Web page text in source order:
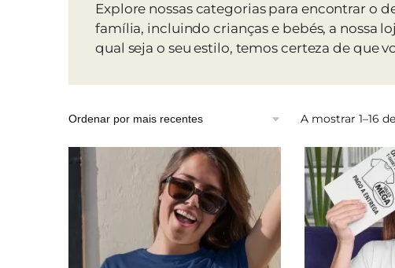
Explore nossas categorias para encontrar o
família, incluindo crianças e bebés, a nossa
qual seja o seu estilo, temos certeza de que
A mostrar 1–16